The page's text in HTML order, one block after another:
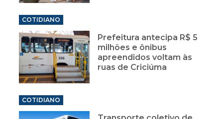
COTIDIANO
Prefeitura antecipa R$ 5
milhões e ônibus
apreendidos voltam às
ruas de Criciúma
COTIDIANO